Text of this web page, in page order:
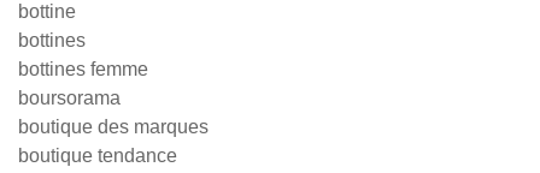
bottine
bottines
bottines femme
boursorama
boutique des marques
boutique tendance